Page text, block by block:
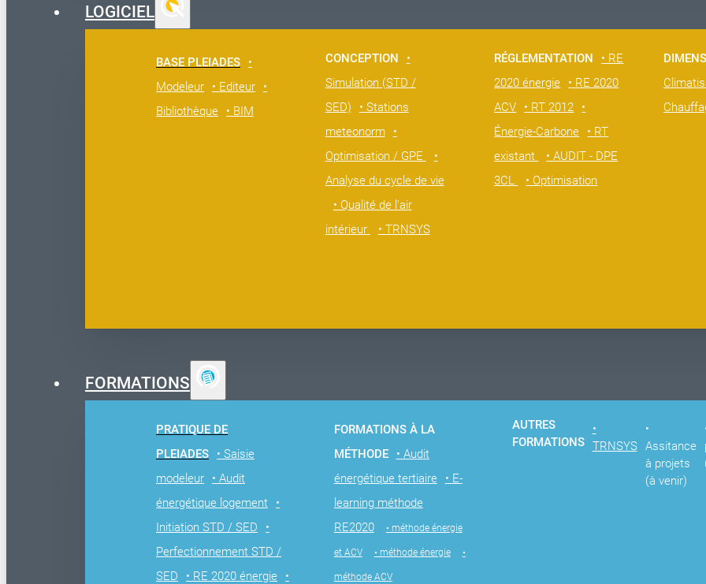
LOGICIEL
BASE PLEIADES
•
Modeleur
• Editeur
•
Bibliothèque
• BIM
CONCEPTION
•
Simulation (STD /
SED)
• Stations
meteonorm
•
Optimisation / GPE
•
Analyse du cycle de vie
• Qualité de l'air
intérieur
• TRNSYS
RÉGLEMENTATION
• RE
2020 énergie
• RE 2020
ACV
• RT 2012
•
Énergie-Carbone
• RT
existant
• AUDIT - DPE
3CL
• Optimisation
FORMATIONS
PRATIQUE DE
PLEIADES
• Saisie
modeleur
• Audit
énergétique logement
•
Initiation STD / SED
•
Perfectionnement STD /
SED
• RE 2020 énergie
•
FORMATIONS À LA
MÉTHODE
• Audit
énergétique tertiaire
• E-
learning méthode
RE2020
• méthode énergie
et ACV • méthode énergie •
méthode ACV
AUTRES
FORMATIONS
•
TRNSYS
•
Assitance
à projets
(à venir)